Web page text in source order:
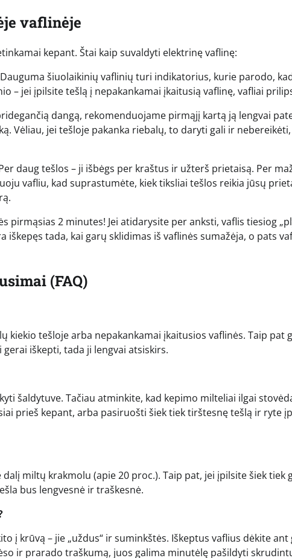
vaflinėje
kepant. Štai kaip suvaldyti elektrinę vaflinę:
šiuolaikinių vaflinių turi indikatorius, kurie parodo,
– jei įpilsite tešlą į nepakankamai įkaitusią vaflinę, vafliai
dangą, rekomenduojame pirmąjį kartą ją lengvai
Vėliau, jei tešloje pakanka riebalų, to daryti gali ir
daug tešlos – ji išbėgs per kraštus ir užterš prietaisą. Per
vafliu, kad suprastumėte, kiek tiksliai tešlos reikia jūsų
pirmąsias 2 minutes! Jei atidarysite per anksti, vaflis tiesiog
iškepęs tada, kai garų sklidimas iš vaflinės sumažėja, o pats
(FAQ)
kiekio tešloje arba nepakankamai įkaitusios vaflinės. Taip pat
iškepti, tada ji lengvai atsiskirs.
šaldytuve. Tačiau atminkite, kad kepimo milteliai ilgai
prieš kepant, arba pasiruošti šiek tiek tirštesnę tešlą ir ryte
miltų krakmolu (apie 20 proc.). Taip pat, jei įpilsite šiek tiek
bus lengvesnė ir traškesnė.
į krūvą – jie „uždus“ ir suminkštės. Iškeptus vaflius dėkite
ir prarado traškumą, juos galima minutėlę pašildyti